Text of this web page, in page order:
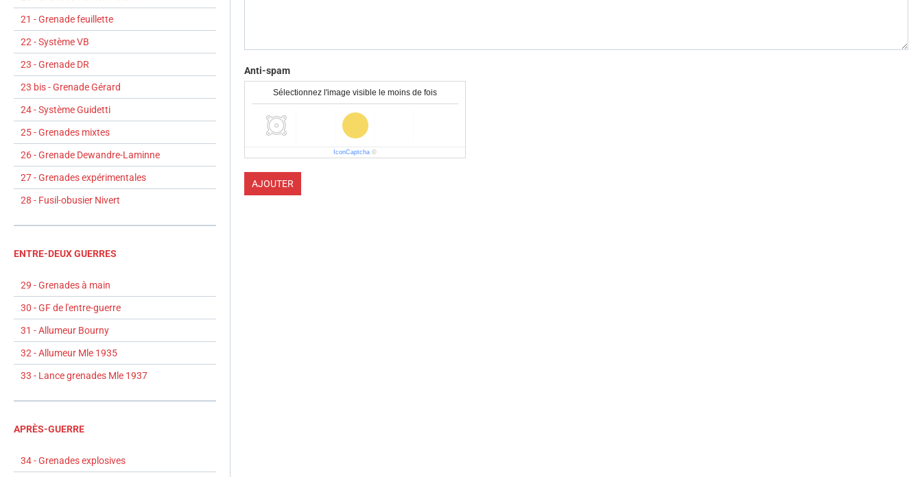
Anti-spam
Sélectionnez l'image visible le moins de fois
IconCaptcha ©
AJOUTER
21 - Grenade feuillette
22 - Système VB
23 - Grenade DR
23 bis - Grenade Gérard
24 - Système Guidetti
25 - Grenades mixtes
26 - Grenade Dewandre-Laminne
27 - Grenades expérimentales
28 - Fusil-obusier Nivert
ENTRE-DEUX GUERRES
29 - Grenades à main
30 - GF de l'entre-guerre
31 - Allumeur Bourny
32 - Allumeur Mle 1935
33 - Lance grenades Mle 1937
APRÈS-GUERRE
34 - Grenades explosives